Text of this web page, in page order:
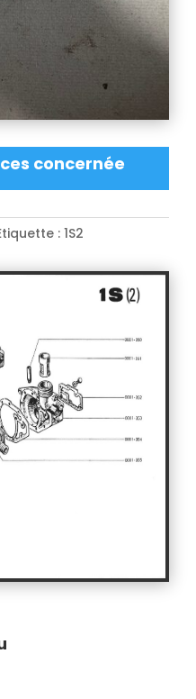
concernée
: 1S2